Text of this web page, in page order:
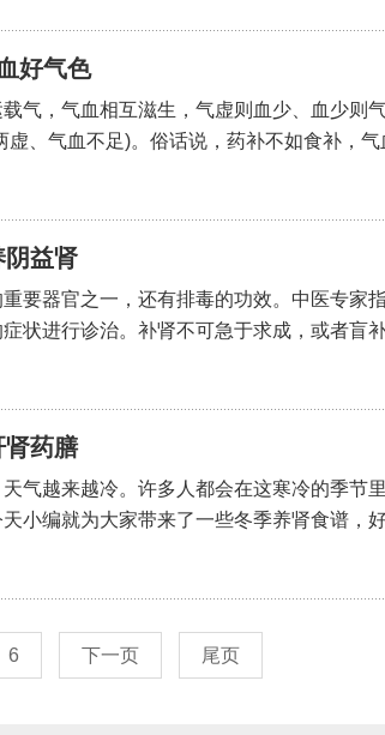
好气色
气，气血相互滋生，气虚则血少、血少则气
、气血不足)。俗话说，药补不如食补，气
阴益肾
要器官之一，还有排毒的功效。中医专家指
状进行诊治。补肾不可急于求成，或者盲
肾药膳
气越来越冷。许多人都会在这寒冷的季节
小编就为大家带来了一些冬季养肾食谱，
6 下一页 尾页